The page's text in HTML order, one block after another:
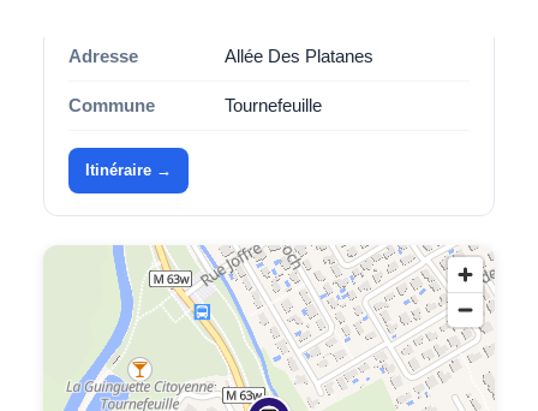
Adresse Allée Des Platanes
Commune Tournefeuille
Itinéraire →